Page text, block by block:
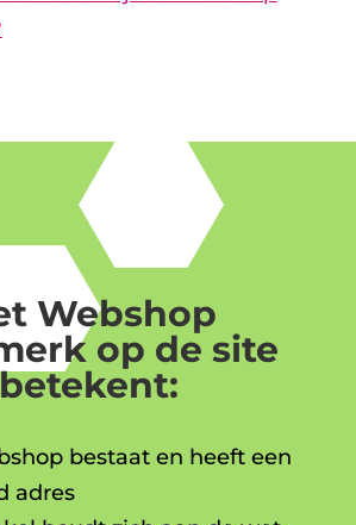
Webshop
op de site
betekent:
bestaat en heeft een
adres